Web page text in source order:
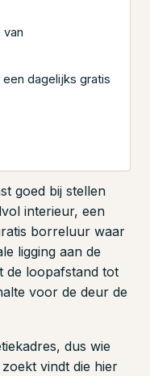
van
dagelijks gratis
goed bij stellen
interieur, een
borreluur waar
ligging aan de
de loopafstand tot
voor de deur de
dus wie
vindt die hier